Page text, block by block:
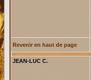
Revenir en haut de page
JEAN-LUC C.